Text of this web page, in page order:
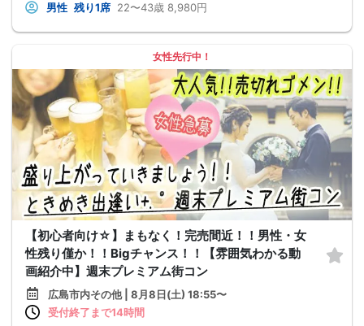
男性 残り1席 22〜43歳 8,980円
女性先行中！
【初心者向け☆】まもなく！完売間近！！男性・女
性残り僅か！！Bigチャンス！！【雰囲気わかる動
画紹介中】週末プレミアム街コン
広島市内その他 | 8月8日(土) 18:55〜
受付終了まで14時間